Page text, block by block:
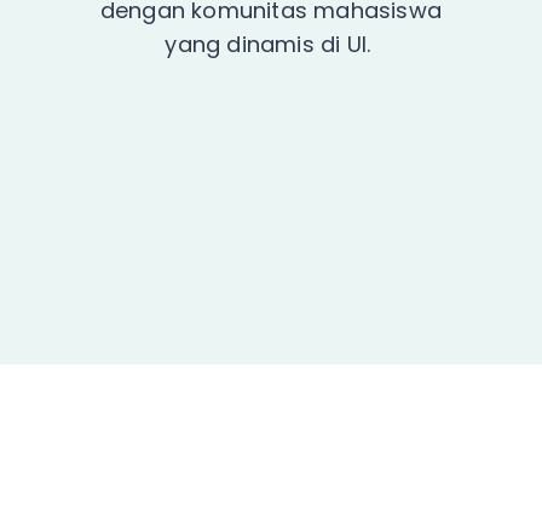
dengan komunitas mahasiswa
yang dinamis di UI.